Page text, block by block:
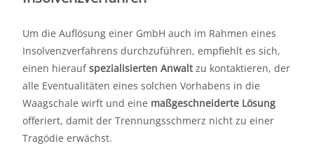
Um die Auflösung einer GmbH auch im Rahmen eines
Insolvenzverfahrens durchzuführen, empfiehlt es sich,
einen hieraufspezialisierten Anwaltzu kontaktieren, der
alle Eventualitäten eines solchen Vorhabens in die
Waagschale wirft und eine maßgeschneiderte Lösung
offeriert, damit der Trennungsschmerz nicht zu einer
Tragödie erwächst.